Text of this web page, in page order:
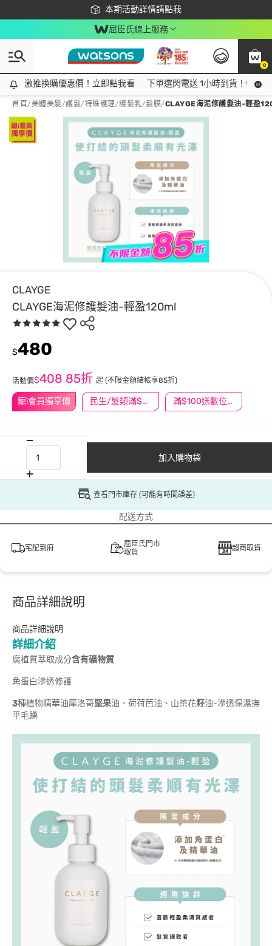
本期活動詳情請點我
下載app最高回饋$350
屈臣氏線上服務
0
激推換購優惠價！立即點我看
激推換購優惠價！立即點我看 下單選閃電送 1小時到貨！領神
首頁/美體美髮/護髮/特殊護理/護髮乳/髮膜/CLAYGE海泥修護髮油-輕盈
CLAYGE
CLAYGE海泥修護髮油-輕盈120ml
寵i會員獨享價 民生/髮類滿$388送舒潔冰巾 滿$100送數位印花
$480
活動價$408 85折 起 (不限金額結帳享85折)
加入購物袋
查看門市庫存 (可能有時間誤差)
配送方式
宅配到府
屈臣氏門市
取貨
超商取貨
商品詳細說明
商品詳細說明
詳細介紹
腐植質萃取成分含有礦物質
角蛋白滲透修護
3種植物精華油摩洛哥堅果油、荷荷芭油、山茶花籽油-滲透保濕撫
平毛躁